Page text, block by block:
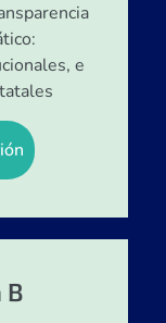
e
B